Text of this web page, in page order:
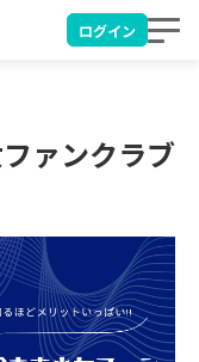
ログイン
ァンクラブ